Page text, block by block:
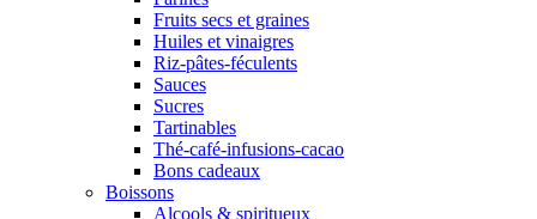
Fruits secs et graines
Huiles et vinaigres
Riz-pâtes-féculents
Sauces
Sucres
Tartinables
Thé-café-infusions-cacao
Bons cadeaux
Boissons
Alcools & spiritueux